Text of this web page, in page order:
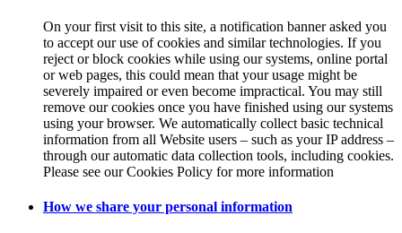
On your first visit to this site, a notification banner asked you
to accept our use of cookies and similar technologies. If you
reject or block cookies while using our systems, online portal
or web pages, this could mean that your usage might be
severely impaired or even become impractical. You may still
remove our cookies once you have finished using our systems
using your browser. We automatically collect basic technical
information from all Website users – such as your IP address –
through our automatic data collection tools, including cookies.
Please see our Cookies Policy for more information
How we share your personal information